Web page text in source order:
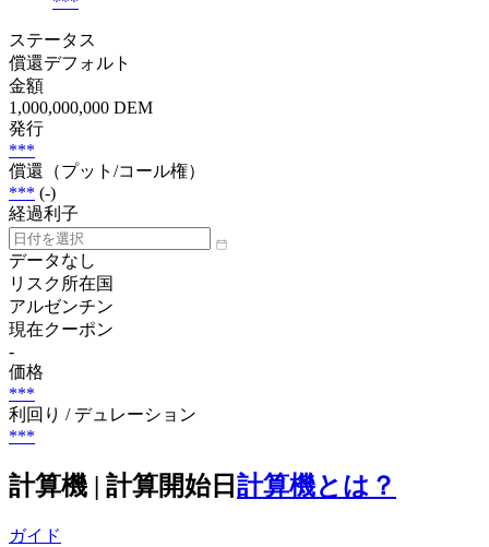
ステータス
償還デフォルト
金額
1,000,000,000 DEM
発行
***
償還（プット/コール権）
*** (-)
経過利子
データなし
リスク所在国
アルゼンチン
現在クーポン
-
価格
***
利回り / デュレーション
***
計算機 | 計算開始日 計算機とは？
ガイド